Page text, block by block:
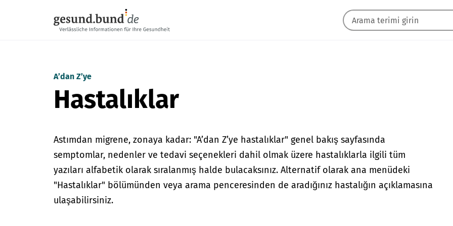
A’dan Z’ye
Hastalıklar
Astımdan migrene, zonaya kadar: "A’dan Z’ye hastalıklar" genel bakış sayfasında
semptomlar, nedenler ve tedavi seçenekleri dahil olmak üzere hastalıklarla ilgili tüm
yazıları alfabetik olarak sıralanmış halde bulacaksınız. Alternatif olarak ana menüdeki
"Hastalıklar" bölümünden veya arama penceresinden de aradığınız hastalığın açıklamasına
ulaşabilirsiniz.